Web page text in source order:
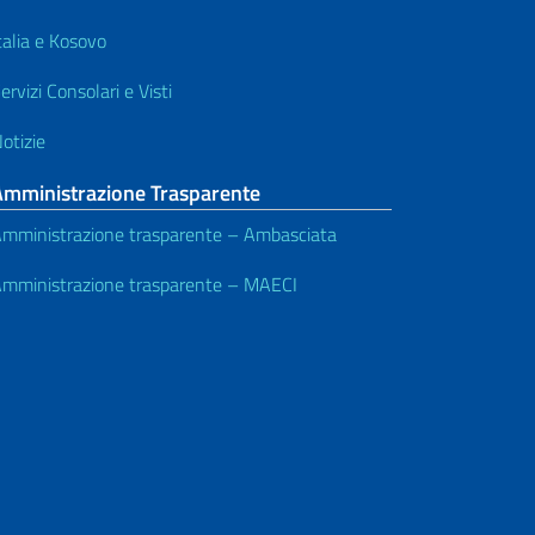
e Kosovo
Consolari e Visti
Trasparente
trasparente – Ambasciata
trasparente – MAECI